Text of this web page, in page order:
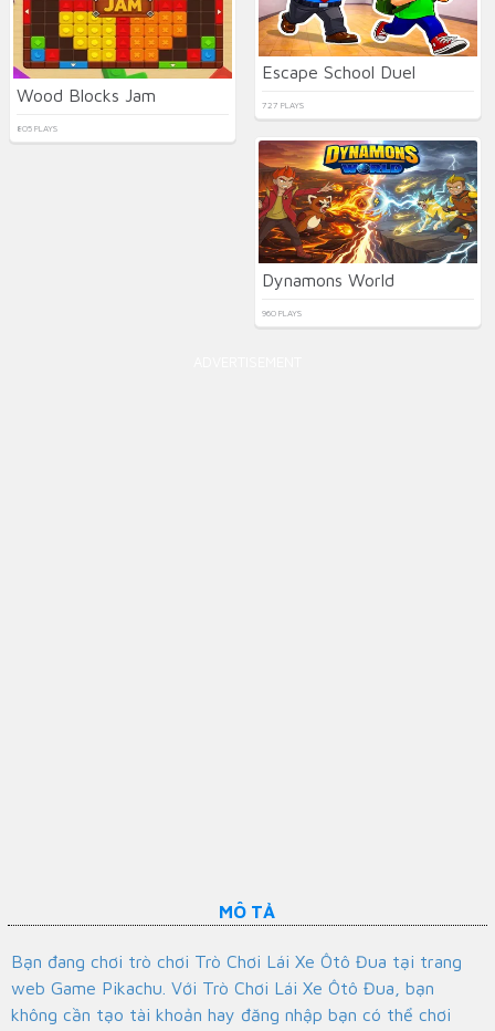
Wood Blocks Jam
805 PLAYS
Escape School Duel
727 PLAYS
Dynamons World
960 PLAYS
MÔ TẢ
Bạn đang chơi trò chơi Trò Chơi Lái Xe Ôtô Đua tại trang
web Game Pikachu. Với Trò Chơi Lái Xe Ôtô Đua, bạn
không cần tạo tài khoản hay đăng nhập bạn có thể chơi